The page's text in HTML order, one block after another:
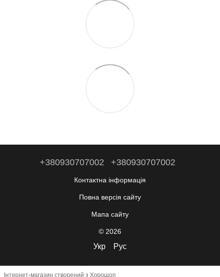
+380930707002 +380930707002
Контактна інформація
Повна версія сайту
Мапа сайту
© 2026
Укр Рус
Інтернет-магазин створений з Хорошоп